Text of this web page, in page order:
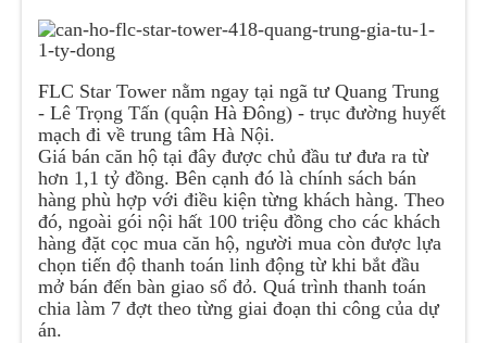
FLC Star Tower nằm ngay tại ngã tư Quang Trung
- Lê Trọng Tấn (quận Hà Đông) - trục đường huyết
mạch đi về trung tâm Hà Nội.
Giá bán căn hộ tại đây được chủ đầu tư đưa ra từ
hơn 1,1 tỷ đồng. Bên cạnh đó là chính sách bán
hàng phù hợp với điều kiện từng khách hàng. Theo
đó, ngoài gói nội hất 100 triệu đồng cho các khách
hàng đặt cọc mua căn hộ, người mua còn được lựa
chọn tiến độ thanh toán linh động từ khi bắt đầu
mở bán đến bàn giao sổ đỏ. Quá trình thanh toán
chia làm 7 đợt theo từng giai đoạn thi công của dự
án.